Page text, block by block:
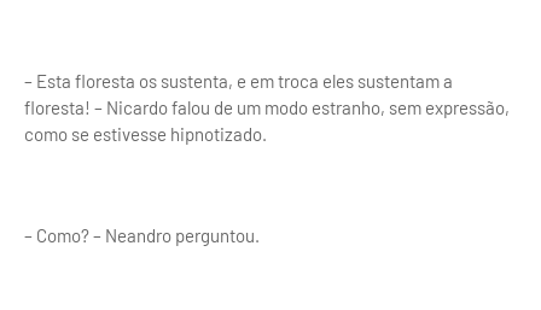
– Esta floresta os sustenta, e em troca eles sustentam a
floresta! – Nicardo falou de um modo estranho, sem expressão,
como se estivesse hipnotizado.
– Como? – Neandro perguntou.